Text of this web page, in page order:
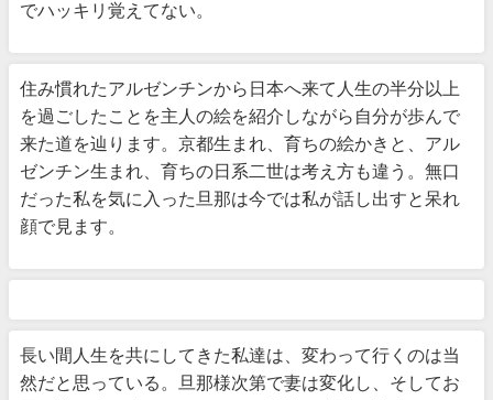
でハッキリ覚えてない。
住み慣れたアルゼンチンから日本へ来て人生の半分以上
を過ごしたことを主人の絵を紹介しながら自分が歩んで
来た道を辿ります。京都生まれ、育ちの絵かきと、アル
ゼンチン生まれ、育ちの日系二世は考え方も違う。無口
だった私を気に入った旦那は今では私が話し出すと呆れ
顔で見ます。
長い間人生を共にしてきた私達は、変わって行くのは当
然だと思っている。旦那様次第で妻は変化し、そしてお